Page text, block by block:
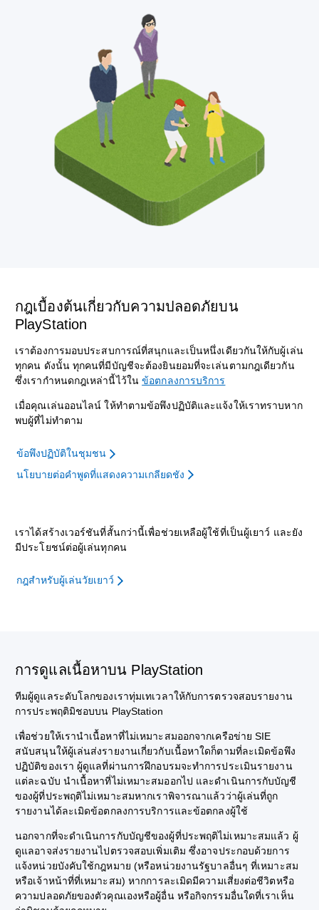
กฎเบื้องต้นเกี่ยวกับความปลอดภัยบน
PlayStation
เราต้องการมอบประสบการณ์ที่สนุกและเป็นหนึ่งเดียวกันให้กับผู้เล่น
ทุกคน ดังนั้น ทุกคนที่มีบัญชีจะต้องยินยอมที่จะเล่นตามกฎเดียวกัน
ซึ่งเรากำหนดกฎเหล่านี้ไว้ในข้อตกลงการบริการ
เมื่อคุณเล่นออนไลน์ ให้ทำตามข้อพึงปฏิบัติและแจ้งให้เราทราบหาก
พบผู้ที่ไม่ทำตาม
ข้อพึงปฏิบัติในชุมชน
นโยบายต่อคำพูดที่แสดงความเกลียดชัง
เราได้สร้างเวอร์ชันที่สั้นกว่านี้เพื่อช่วยเหลือผู้ใช้ที่เป็นผู้เยาว์ และยัง
มีประโยชน์ต่อผู้เล่นทุกคน
กฎสำหรับผู้เล่นวัยเยาว์
การดูแลเนื้อหาบน PlayStation
ทีมผู้ดูแลระดับโลกของเราทุ่มเทเวลาให้กับการตรวจสอบรายงาน
การประพฤติมิชอบบน PlayStation
เพื่อช่วยให้เรานำเนื้อหาที่ไม่เหมาะสมออกจากเครือข่าย SIE
สนับสนุนให้ผู้เล่นส่งรายงานเกี่ยวกับเนื้อหาใดก็ตามที่ละเมิดข้อพึง
ปฏิบัติของเรา ผู้ดูแลที่ผ่านการฝึกอบรมจะทำการประเมินรายงาน
แต่ละฉบับ นำเนื้อหาที่ไม่เหมาะสมออกไป และดำเนินการกับบัญชี
ของผู้ที่ประพฤติไม่เหมาะสมหากเราพิจารณาแล้วว่าผู้เล่นที่ถูก
รายงานได้ละเมิดข้อตกลงการบริการและข้อตกลงผู้ใช้
นอกจากที่จะดำเนินการกับบัญชีของผู้ที่ประพฤติไม่เหมาะสมแล้ว ผู้
ดูแลอาจส่งรายงานไปตรวจสอบเพิ่มเติม ซึ่งอาจประกอบด้วยการ
แจ้งหน่วยบังคับใช้กฎหมาย (หรือหน่วยงานรัฐบาลอื่นๆ ที่เหมาะสม
หรือเจ้าหน้าที่ที่เหมาะสม) หากการละเมิดมีความเสี่ยงต่อชีวิตหรือ
ความปลอดภัยของตัวคุณเองหรือผู้อื่น หรือกิจกรรมอื่นใดที่เราเห็น